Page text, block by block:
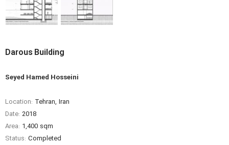
Darous Building
Seyed Hamed Hosseini
Location: Tehran, Iran
Date: 2018
Area: 1,400 sqm
Status: Completed